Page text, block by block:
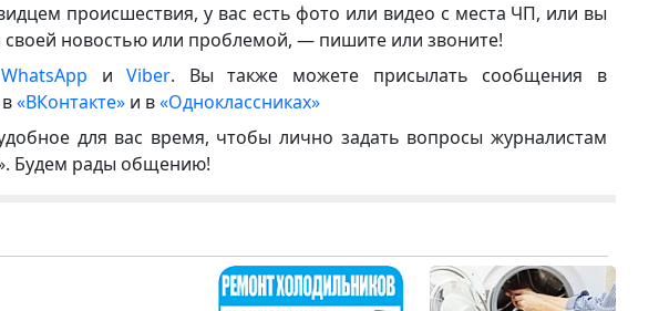
происшествия, у вас есть фото или видео с места ЧП, или вы
своей новостью или проблемой, — пишите или звоните!
WhatsApp иViber. Вы также можете присылать сообщения в
в«ВКонтакте» и в«Одноклассниках»
для вас время, чтобы лично задать вопросы журналистам
Будем рады общению!